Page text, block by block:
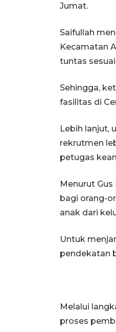
Jumat.
Saifullah
Kecamatan
tuntas
Sehingga,
fasilitas di
Lebih lanjut,
rekrutmen
petugas
Menurut
bagi orang-
anak dari
Untuk
pendekatan
Melalui
proses